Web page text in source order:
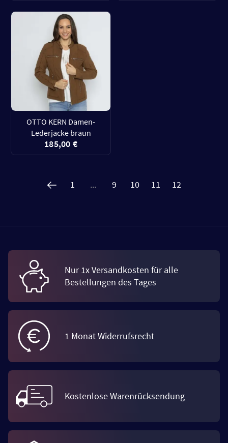
OTTO KERN Damen-
Lederjacke braun
185,00 €
1 ... 9 10 11 12
Nur 1x Versandkosten für alle
Bestellungen des Tages
1 Monat Widerrufsrecht
Kostenlose Warenrücksendung